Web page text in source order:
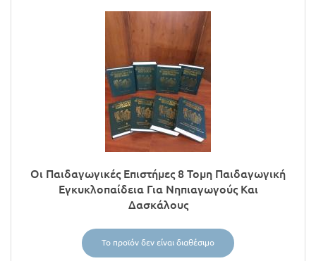
Οι Παιδαγωγικές Επιστήμες 8 Τομη Παιδαγωγική
Εγκυκλοπαίδεια Για Νηπιαγωγούς Και
Δασκάλους
Το προϊόν δεν είναι διαθέσιμο